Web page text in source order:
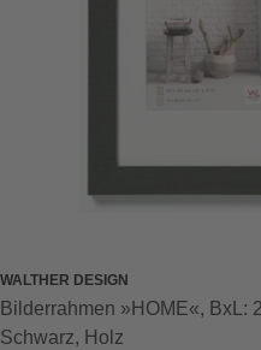
WALTHER DESIGN
Bilderrahmen »HOME«, BxL:
Schwarz, Holz